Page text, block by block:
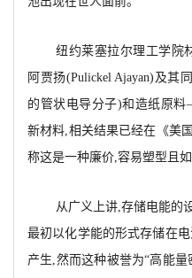
纽约莱塞拉尔理工学院
阿贾扬(Pulickel Ajayan)及其
的管状电导分子)和造纸原
新材料,相关结果已经在《美
称这是一种廉价,容易塑型且
从广义上讲,存储电能的
最初以化学能的形式存储在
产生,然而这种被誉为“高能